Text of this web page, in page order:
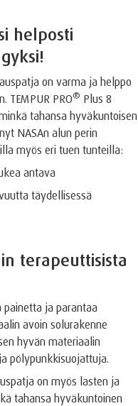
helposti
on varma ja helppo
TEMPUR PRO®️ Plus 8
tahansa hyväkuntoisen
NASAn alun perin
myös eri tuen tunteilla:
antava
täydellisessä
terapeuttisista
painetta ja parantaa
avoin solurakenne
hyvän materiaalin
pölypunkkisuojattuja.
on myös lasten ja
tahansa hyväkuntoinen